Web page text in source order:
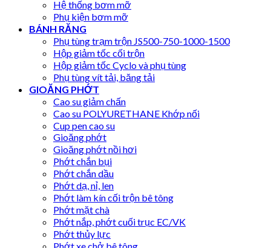
Hệ thống bơm mỡ
Phụ kiện bơm mỡ
BÁNH RĂNG
Phụ tùng trạm trộn JS500-750-1000-1500
Hộp giảm tốc cối trộn
Hộp giảm tốc Cyclo và phụ tùng
Phụ tùng vít tải, băng tải
GIOĂNG PHỚT
Cao su giảm chấn
Cao su POLYURETHANE Khớp nối
Cup pen cao su
Gioăng phớt
Gioăng phớt nồi hơi
Phớt chắn bụi
Phớt chắn dầu
Phớt dạ, nỉ, len
Phớt làm kín cối trộn bê tông
Phớt mặt chà
Phớt nắp, phớt cuối trục EC/VK
Phớt thủy lực